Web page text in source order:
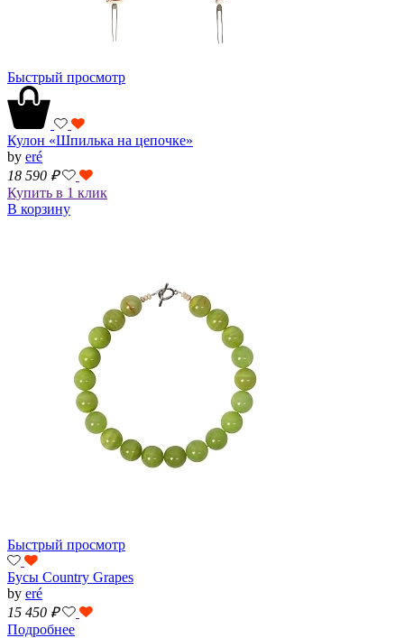
Быстрый просмотр
Кулон «Шпилька на цепочкe»
by eré
18 590 ₽
Купить в 1 клик
В корзину
Быстрый просмотр
Бусы Country Grapes
by eré
15 450 ₽
Подробнее